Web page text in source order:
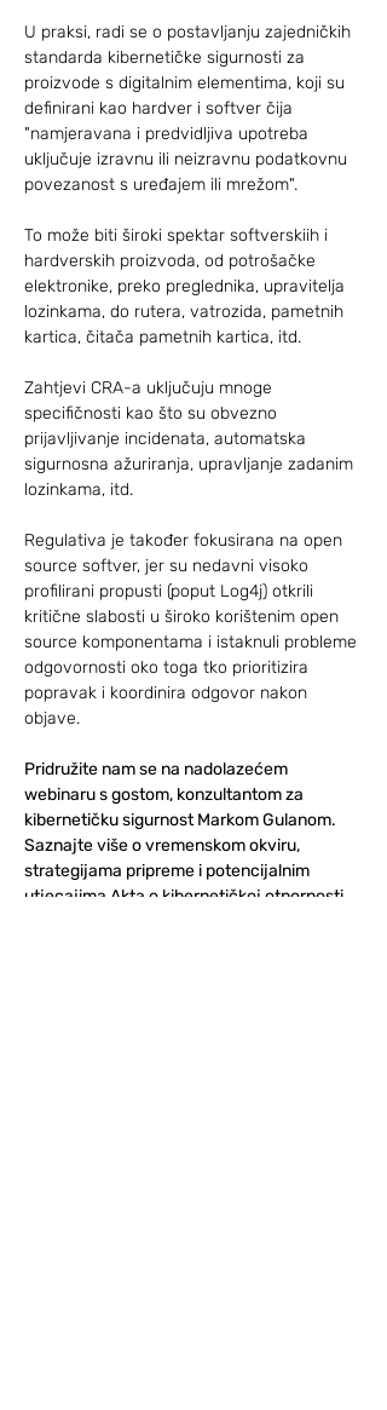
U praksi, radi se o postavljanju zajedničkih
standarda kibernetičke sigurnosti za
proizvode s digitalnim elementima, koji su
definirani kao hardver i softver čija
"namjeravana i predvidljiva upotreba
uključuje izravnu ili neizravnu podatkovnu
povezanost s uređajem ili mrežom".
To može biti široki spektar softverskiih i
hardverskih proizvoda, od potrošačke
elektronike, preko preglednika, upravitelja
lozinkama, do rutera, vatrozida, pametnih
kartica, čitača pametnih kartica, itd.
Zahtjevi CRA-a uključuju mnoge
specifičnosti kao što su obvezno
prijavljivanje incidenata, automatska
sigurnosna ažuriranja, upravljanje zadanim
lozinkama, itd.
Regulativa je također fokusirana na open
source softver, jer su nedavni visoko
profilirani propusti (poput Log4j) otkrili
kritične slabosti u široko korištenim open
source komponentama i istaknuli probleme
odgovornosti oko toga tko prioritizira
popravak i koordinira odgovor nakon
objave.
Pridružite nam se na nadolazećem
webinaru s gostom, konzultantom za
kibernetičku sigurnost Markom Gulanom.
Saznajte više o vremenskom okviru,
strategijama pripreme i potencijalnim
utjecajima Akta o kibernetičkoj otpornosti